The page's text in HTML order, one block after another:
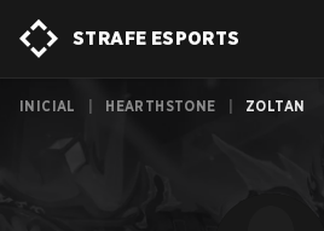
STRAFE ESPORTS
INICIAL HEARTHSTONE ZOLTAN